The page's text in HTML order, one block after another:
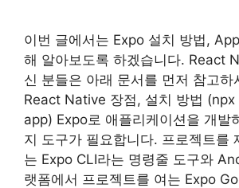
이번 글에서는 Expo 설치 방법,
해 알아보도록 하겠습니다. React
신 분들은 아래 문서를 먼저 참고하
React Native 장점, 설치 방법
app) Expo로 애플리케이션을 개발
지 도구가 필요합니다. 프로젝트를
는 Expo CLI라는 명령줄 도구와
랫폼에서 프로젝트를 여는 Expo